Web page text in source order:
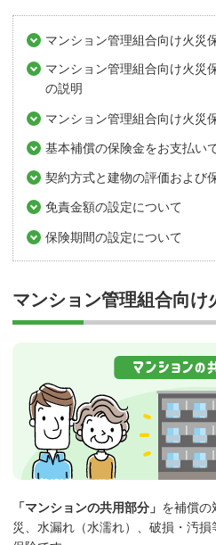
マンション管理組合向け火災
マンション管理組合向け火災
の説明
マンション管理組合向け火災
基本補償の保険金をお支払い
契約方式と建物の評価および
免責金額の設定について
保険期間の設定について
マンション管理組合向け
「マンションの共用部分」 を補償の
災、水漏れ（水濡れ）、破損・汚